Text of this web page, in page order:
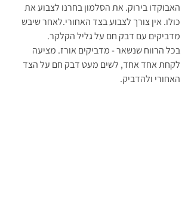
האבוקדו בירוק. את הסלמון בחרנו לצבוע את
כולו. אין צורך לצבוע בצד האחורי.לאחר שיבש
מדביקים עם דבק חם על גליל הקלקר.
בכל הרווח שנשאר - מדביקים אורז. מציעה
לקחת אחד אחד, לשים מעט דבק חם על הצד
האחורי ולהדביק.